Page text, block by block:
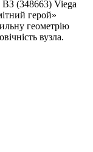
ВЗ (348663) Viega
герой»
геометрію
вузла.